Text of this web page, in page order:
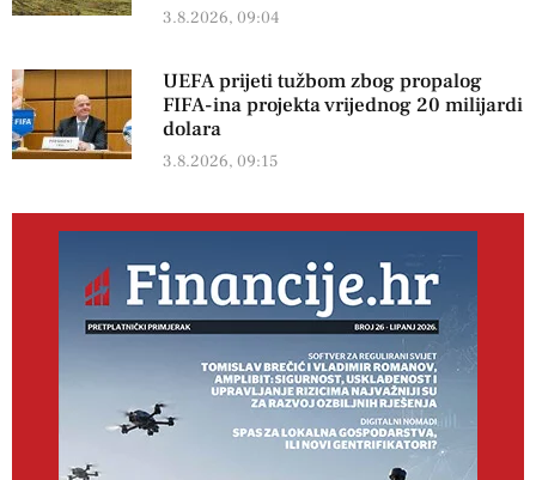
3.8.2026, 09:04
UEFA prijeti tužbom zbog propalog
FIFA-ina projekta vrijednog 20 milijardi
dolara
3.8.2026, 09:15